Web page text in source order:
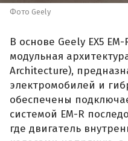
Фото Geely
В основе Geely EX5
модульная
Architecture),
электромобилей и
обеспечены
системой EM-R
где двигатель